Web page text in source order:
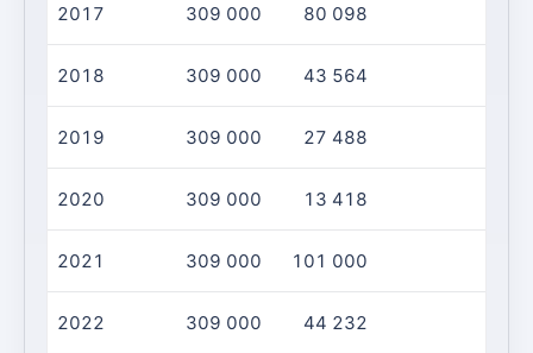
2017 309 000 80 098
2018 309 000 43 564
2019 309 000 27 488
2020 309 000 13 418
2021 309 000 101 000
2022 309 000 44 232